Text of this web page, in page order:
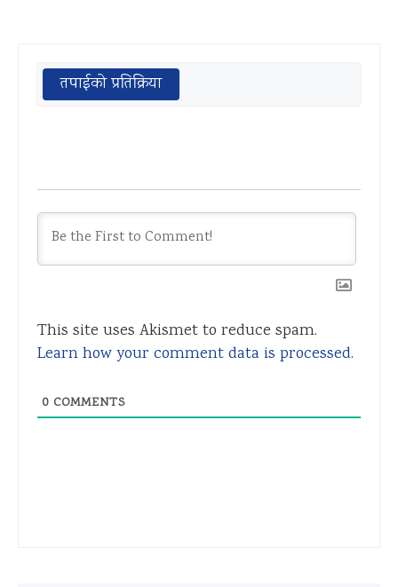
तपाईको प्रतिक्रिया
This site uses Akismet to reduce spam.
Learn how your comment data is processed.
0 COMMENTS